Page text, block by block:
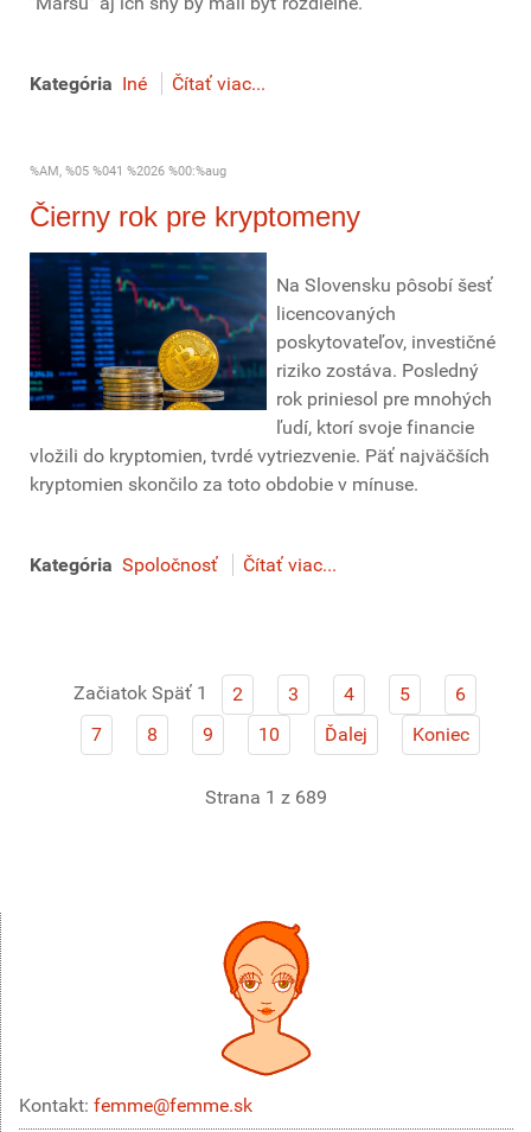
Kategória Iné Čítať viac...
%AM, %05 %041 %2026 %00:%aug
Čierny rok pre kryptomeny
Na Slovensku pôsobí šesť
licencovaných
poskytovateľov, investičné
riziko zostáva. Posledný
rok priniesol pre mnohých
ľudí, ktorí svoje financie
vložili do kryptomien, tvrdé vytriezvenie. Päť najväčších
kryptomien skončilo za toto obdobie v mínuse.
Kategória Spoločnosť Čítať viac...
Začiatok Späť 1 2 3 4 5
6
7
8 9 10 Ďalej Koniec
Strana 1 z 689
Kontakt: femme@femme.sk